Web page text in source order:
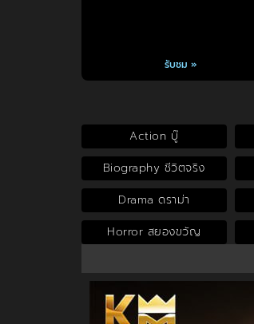
รับชม »
Action บู๊
Biography ชีวิตจริง
Drama ดราม่า
Horror สยองขวัญ